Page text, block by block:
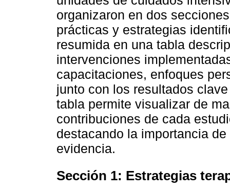
organizaron en dos
prácticas y estrategias
resumida en una tabla
intervenciones
capacitaciones, enfoques
junto con los resultados
tabla permite visualizar de
contribuciones de cada
destacando la importancia
evidencia.
Sección 1: Estrategias